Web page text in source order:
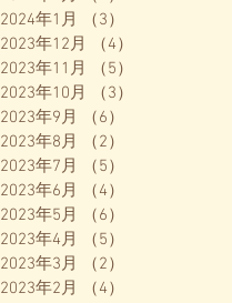
2024年1月
（3）
2023年12月
（4）
2023年11月
（5）
2023年10月
（3）
2023年9月
（6）
2023年8月
（2）
2023年7月
（5）
2023年6月
（4）
2023年5月
（6）
2023年4月
（5）
2023年3月
（2）
2023年2月
（4）